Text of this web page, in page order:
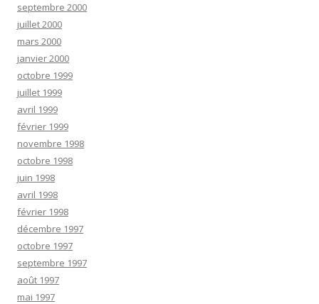
septembre 2000
juillet 2000
mars 2000
janvier 2000
octobre 1999
juillet 1999
avril 1999
février 1999
novembre 1998
octobre 1998
juin 1998
avril 1998
février 1998
décembre 1997
octobre 1997
septembre 1997
août 1997
mai 1997